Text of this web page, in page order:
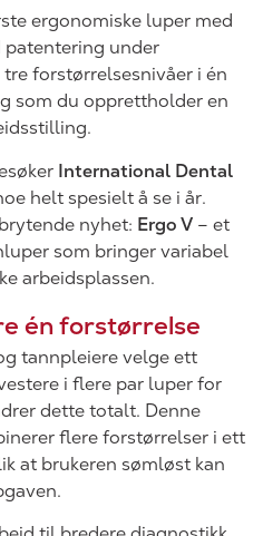
ergonomiske luper med
patentering under
forstørrelsesnivåer i én
som du opprettholder en
International Dental
helt spesielt å se i år.
nyhet: Ergo V – et
som bringer variabel
arbeidsplassen.
én forstørrelse
tannpleiere velge ett
i flere par luper for
dette totalt. Denne
flere forstørrelser i ett
at brukeren sømløst kan